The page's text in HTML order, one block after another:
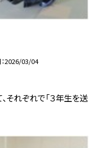
2026/03/04
それぞれで「３年生を送